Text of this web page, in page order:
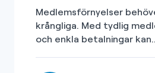
Medlemsförnyelser
krångliga. Med tydlig
och enkla betalningar